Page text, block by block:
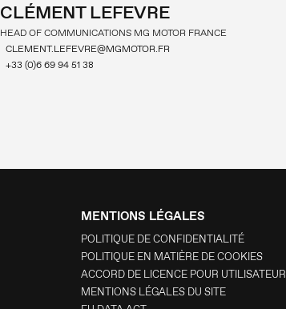
CLÉMENT LEFEVRE
HEAD OF COMMUNICATIONS MG MOTOR FRANCE
CLEMENT.LEFEVRE@MGMOTOR.FR
+33 (0)6 69 94 51 38
MENTIONS LÉGALES
POLITIQUE DE CONFIDENTIALITÉ
POLITIQUE EN MATIÈRE DE COOKIES
ACCORD DE LICENCE POUR UTILISATEUR
MENTIONS LÉGALES DU SITE